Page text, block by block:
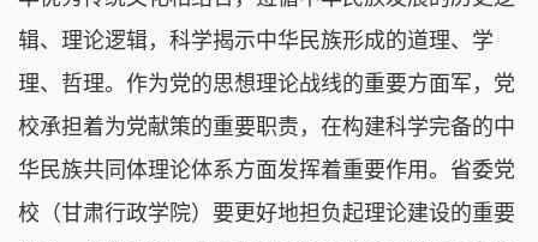
辑、理论逻辑，科学揭示中华民族形成的道理、学
理、哲理。作为党的思想理论战线的重要方面军，党
校承担着为党献策的重要职责，在构建科学完备的中
华民族共同体理论体系方面发挥着重要作用。省委党
校（甘肃行政学院）要更好地担负起理论建设的重要